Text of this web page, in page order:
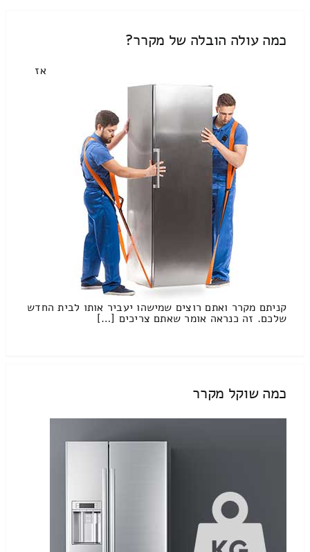
כמה עולה הובלה של מקרר?
אז
קניתם מקרר ואתם רוצים שמישהו יעביר אותו לבית החדש
שלכם. זה כנראה אומר שאתם צריכים […]
כמה שוקל מקרר